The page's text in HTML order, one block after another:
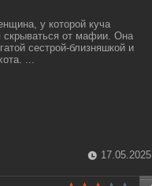
у которой куча
скрываться от мафии. Она
сестрой-близняшкой и
...
17.05.2025